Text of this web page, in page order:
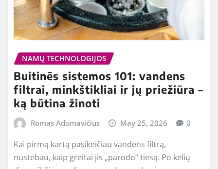
NAMŲ TECHNOLOGIJOS
Buitinēs sistemos 101: vandens
filtrai, minkštikliai ir jų priežiūra –
ką būtina žinoti
Romas Adomavičius May 25, 2026 0
Kai pirmą kartą pasikeičiau vandens filtrą,
nustebau, kaip greitai jis „parodo“ tiesą. Po kelių